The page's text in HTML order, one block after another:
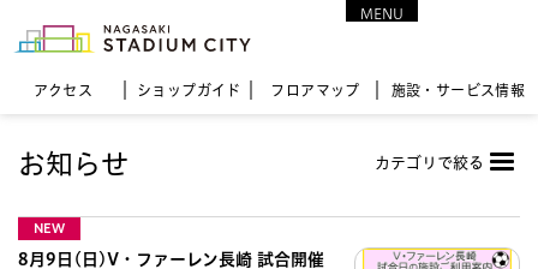
アクセス ショップガイド フロア マップ 施設・サービス情報
MENU
お知らせ カテゴリで絞る
NEW
8月9日(日)V・ファーレン長崎 試合開催